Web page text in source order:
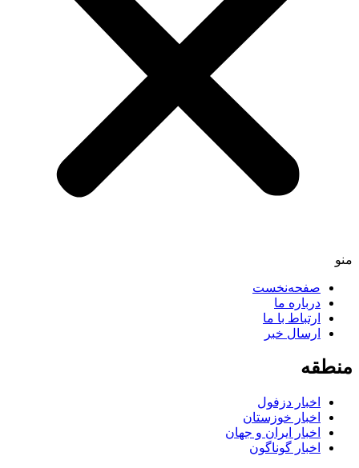
صفحه‌نخست
درباره ما
ارتباط با ما
ارسال خبر
اخبار دزفول
اخبار خوزستان
اخبار ایران و جهان
اخبار گوناگون